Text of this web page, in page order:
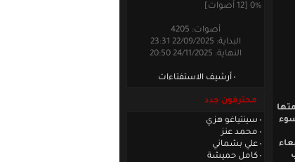
0% [12 أصوات]
أصوات: 4205
البداية: 22/09/2025 23:31
النهاية: 24/11/2025 20:50
أرشيف الاستفتاءات
محترفون جدد
سينتياغو هزي
محمد عنز
علي بشماني
كامل حميشة